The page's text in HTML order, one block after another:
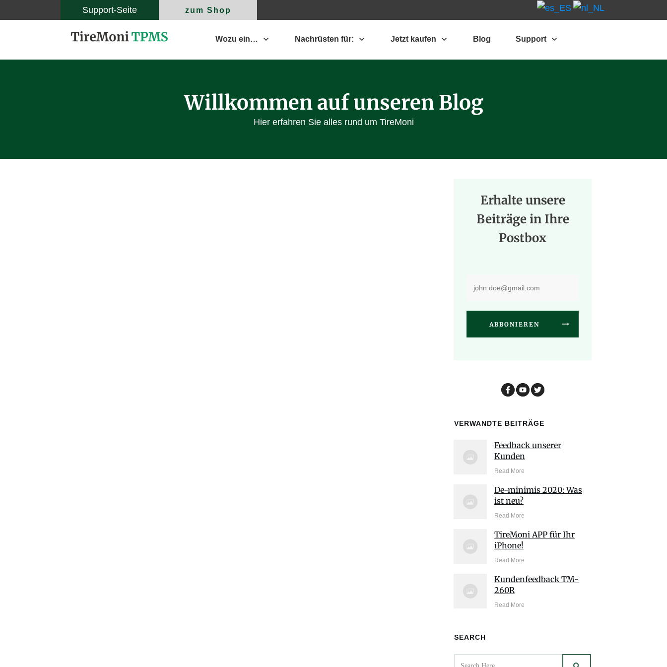
Support-Seite zum Shop
Wozu ein… Nachrüsten für: Jetzt kaufen Blog Support
Willkommen auf unseren Blog
Hier erfahren Sie alles rund um TireMoni
Erhalte unsere
Beiträge in Ihre
Postbox
ABBONIEREN
VERWANDTE BEITRÄGE
Feedback unserer
Kunden
Read More
De-minimis 2020: Was
ist neu?
Read More
TireMoni APP für Ihr
iPhone!
Read More
Kundenfeedback TM-
260R
Read More
SEARCH